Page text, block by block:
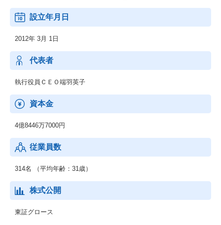
するメンバー）の知見をマッチングするプラットフォームをグロ
ーバルに運営しています。
【サービス】
「インタビュー」
業界・職域の〖生の声〗を1時間単位で収集
「オンラインサーベイ」
「テキスト回答」
【組織】
24時間対応／多言語対応を可能とする、世界7拠点600人以上の組
織
設立年月日
2012年 3月 1日
代表者
執行役員ＣＥＯ端羽英子
資本金
4億8446万7000円
従業員数
314名 （平均年齢：31歳）
株式公開
東証グロース